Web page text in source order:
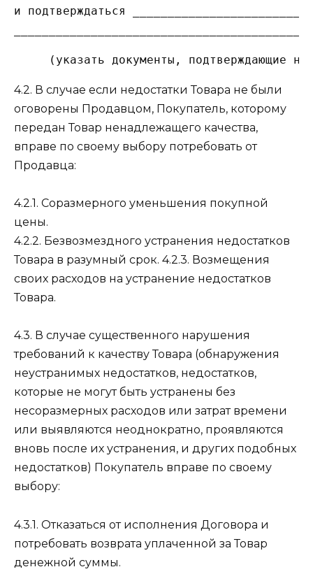
и подтверждаться
4.2. В случае если недостатки Товара не были
оговорены Продавцом, Покупатель, которому
передан Товар ненадлежащего качества,
вправе по своему выбору потребовать от
Продавца:
4.2.1. Соразмерного уменьшения покупной
цены.
4.2.2. Безвозмездного устранения недостатков
Товара в разумный срок. 4.2.3. Возмещения
своих расходов на устранение недостатков
Товара.
4.3. В случае существенного нарушения
требований к качеству Товара (обнаружения
неустранимых недостатков, недостатков,
которые не могут быть устранены без
несоразмерных расходов или затрат времени
или выявляются неоднократно, проявляются
вновь после их устранения, и других подобных
недостатков) Покупатель вправе по своему
выбору:
4.3.1. Отказаться от исполнения Договора и
потребовать возврата уплаченной за Товар
денежной суммы.